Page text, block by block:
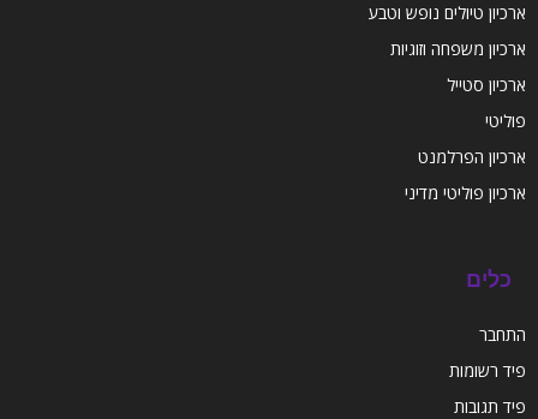
ארכיון טיולים נופש וטבע
ארכיון משפחה וזוגיות
ארכיון סטייל
פוליטי
ארכיון הפרלמנט
ארכיון פוליטי מדיני
כלים
התחבר
פיד רשומות
פיד תגובות